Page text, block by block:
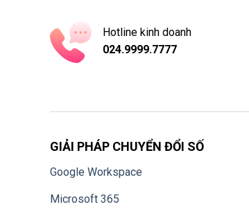
Hotline kinh doanh
024.9999.7777
GIẢI PHÁP CHUYỂN ĐỔI SỐ
Google Workspace
Microsoft 365